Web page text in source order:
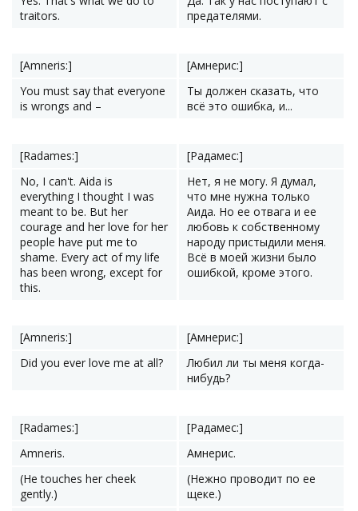
traitors.
предателями.
[Amneris:]
[Амнерис:]
You must say that everyone
is wrongs and –
Ты должен сказать, что
всё это ошибка, и...
[Radames:]
[Радамес:]
No, I can't. Aida is
everything I thought I was
meant to be. But her
courage and her love for her
people have put me to
shame. Every act of my life
has been wrong, except for
this.
Нет, я не могу. Я думал,
что мне нужна только
Аида. Но ее отвага и ее
любовь к собственному
народу пристыдили меня.
Всё в моей жизни было
ошибкой, кроме этого.
[Amneris:]
[Амнерис:]
Did you ever love me at all?
Любил ли ты меня когда-
нибудь?
[Radames:]
[Радамес:]
Amneris.
Амнерис.
(He touches her cheek
gently.)
(Нежно проводит по ее
щеке.)